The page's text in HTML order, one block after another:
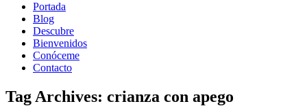
Portada
Blog
Descubre
Bienvenidos
Conóceme
Contacto
Tag Archives: crianza con apego